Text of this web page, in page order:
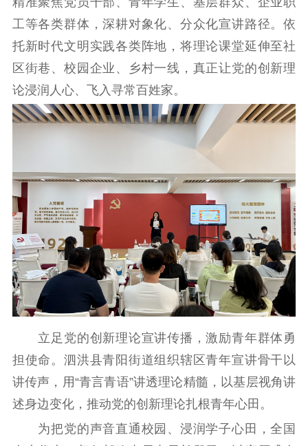
工作动态
理论武装
理论学习 宣传宣讲
哲学社科
江苏文脉
资料下载
新闻宣传
主题宣传 对外宣传
新闻发布
记者之家
品牌栏目
文化文艺
精品生产 文化惠民
文化传承
文化交流
体制改革
文化产业
紫金文化艺术节
品牌活动 紫艺舞台
精神文明
文明创建 文明实践
文明培育
工等各类群体，深耕对象化、分众化宣讲路径。依
托新时代文明实践各类阵地，将理论课堂延伸至社
区街巷、校园企业、乡村一线，真正让党的创新理
论浸润人心、飞入寻常百姓家。
立足党的创新理论宣讲传播，激励青年群体勇
担使命。泗洪县青阳街道组织辖区青年宣讲骨干以
讲传声，用“青言青语”讲透理论精髓，以基层视角讲
述身边变化，推动党的创新理论扎根青年心田。
为把党的声音直通校园、浸润学子心田，全国